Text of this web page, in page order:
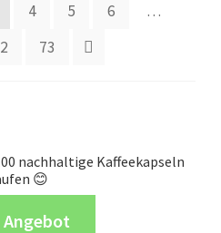
4 5 6
…
73
nachhaltige Kaffeekapseln
😊